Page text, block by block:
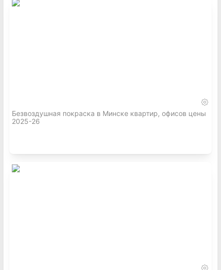
Безвоздушная покраска в Минске квартир, офисов цены
2025-26